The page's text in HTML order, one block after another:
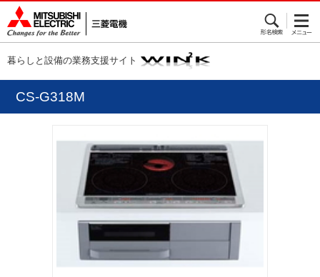
暮らしと設備の業務支援サイト
CS-G318M